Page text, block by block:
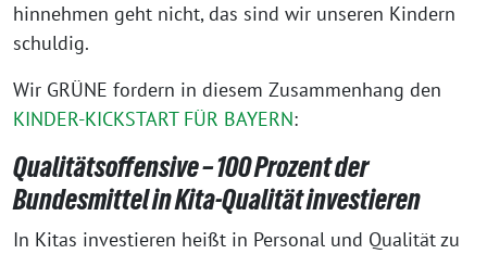
hinnehmen geht nicht, das sind wir unseren Kindern
schuldig.
Wir GRÜNE fordern in diesem Zusammenhang den
KINDER-KICKSTART FÜR BAYERN:
Qualitätsoffensive – 100 Prozent der
Bundesmittel in Kita-Qualität investieren
In Kitas investieren heißt in Personal und Qualität zu